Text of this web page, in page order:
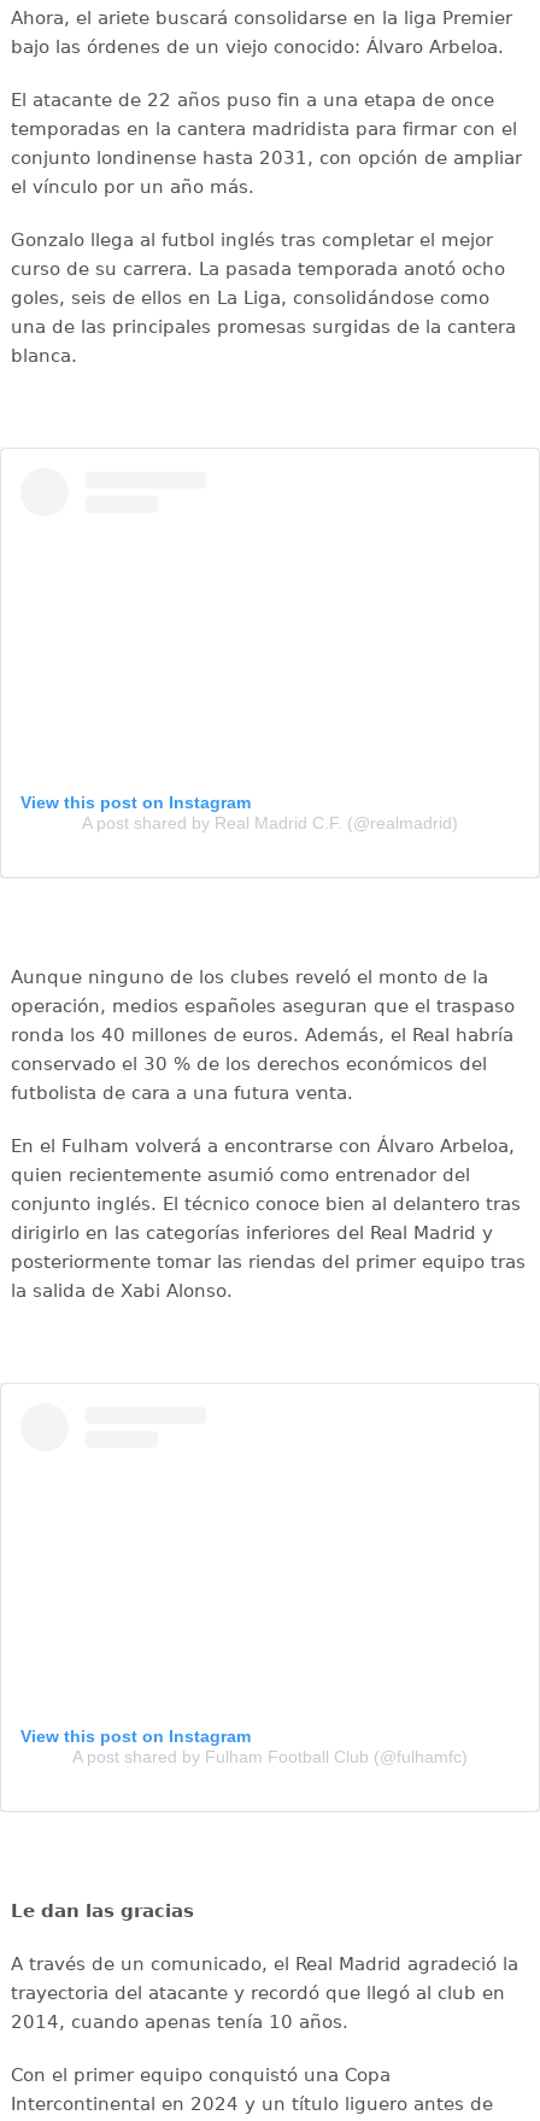
Ahora, el ariete buscará consolidarse en la liga Premier
bajo las órdenes de un viejo conocido: Álvaro Arbeloa.
El atacante de 22 años puso fin a una etapa de once
temporadas en la cantera madridista para firmar con el
conjunto londinense hasta 2031, con opción de ampliar
el vínculo por un año más.
Gonzalo llega al futbol inglés tras completar el mejor
curso de su carrera. La pasada temporada anotó ocho
goles, seis de ellos en La Liga, consolidándose como
una de las principales promesas surgidas de la cantera
blanca.
View this post on Instagram
A post shared by Real Madrid C.F. (@realmadrid)
Aunque ninguno de los clubes reveló el monto de la
operación, medios españoles aseguran que el traspaso
ronda los 40 millones de euros. Además, el Real habría
conservado el 30 % de los derechos económicos del
futbolista de cara a una futura venta.
En el Fulham volverá a encontrarse con Álvaro Arbeloa,
quien recientemente asumió como entrenador del
conjunto inglés. El técnico conoce bien al delantero tras
dirigirlo en las categorías inferiores del Real Madrid y
posteriormente tomar las riendas del primer equipo tras
la salida de Xabi Alonso.
View this post on Instagram
A post shared by Fulham Football Club (@fulhamfc)
Le dan las gracias
A través de un comunicado, el Real Madrid agradeció la
trayectoria del atacante y recordó que llegó al club en
2014, cuando apenas tenía 10 años.
Con el primer equipo conquistó una Copa
Intercontinental en 2024 y un título liguero antes de